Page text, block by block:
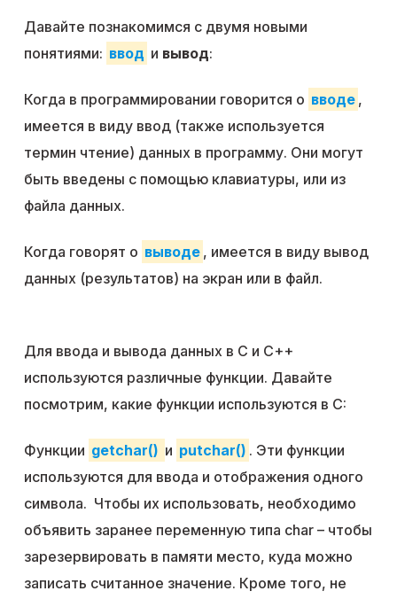
Давайте познакомимся с двумя новыми
понятиями: ввод и вывод:
Когда в программировании говорится о вводе ,
имеется в виду ввод (также используется
термин чтение) данных в программу. Они могут
быть введены с помощью клавиатуры, или из
файла данных.
Когда говорят о выводе , имеется в виду вывод
данных (результатов) на экран или в файл.
Для ввода и вывода данных в C и C++
используются различные функции. Давайте
посмотрим, какие функции используются в C:
Функции getchar() и putchar() . Эти функции
используются для ввода и отображения одного
символа. Чтобы их использовать, необходимо
объявить заранее переменную типа char – чтобы
зарезервировать в памяти место, куда можно
записать считанное значение. Кроме того, не